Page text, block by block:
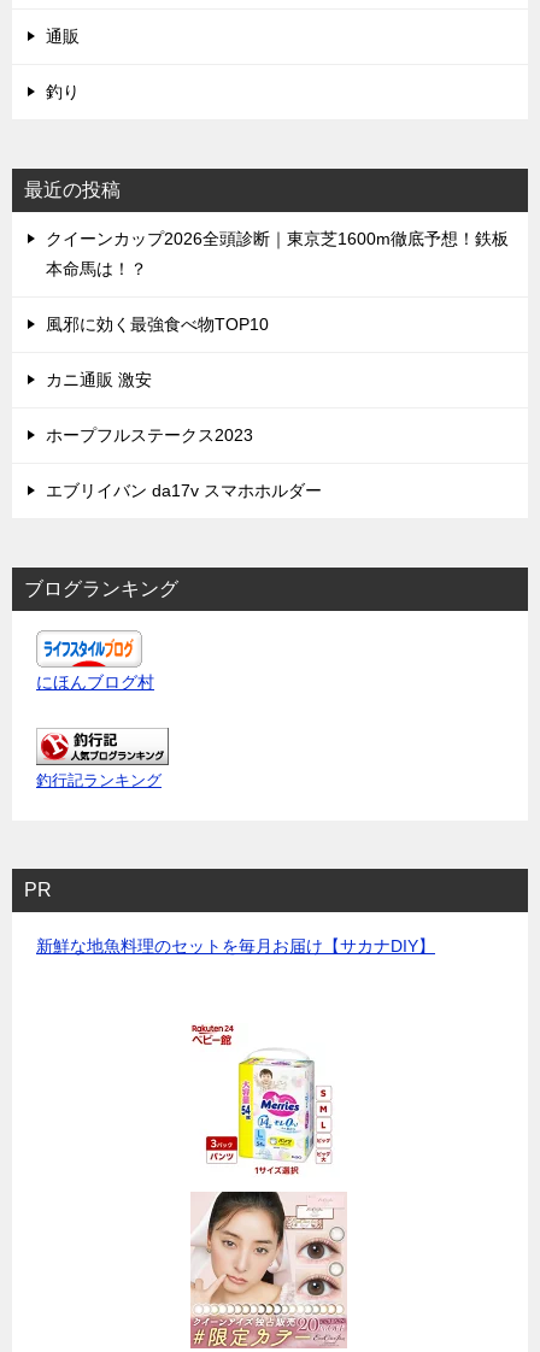
通販
釣り
最近の投稿
クイーンカップ2026全頭診断｜東京芝1600m徹底予想！鉄板
本命馬は！？
風邪に効く最強食べ物TOP10
カニ通販 激安
ホープフルステークス2023
エブリイバン da17v スマホホルダー
ブログランキング
にほんブログ村
釣行記ランキング
PR
新鮮な地魚料理のセットを毎月お届け【サカナDIY】